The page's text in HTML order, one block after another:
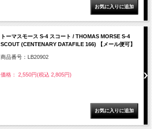
トーマスモース S-4 スコート / THOMAS MORSE S-4
SCOUT (CENTENARY DATAFILE 166) 【メール便可】
商品番号：LB20902
価格： 2,550円(税込 2,805円)